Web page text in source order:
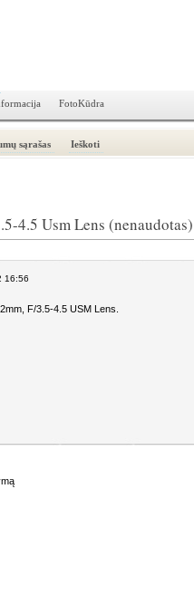
FotoKūdra
sąrašas Ieškoti
4.5 Usm Lens (nenaudotas)
16:56
F/3.5-4.5 USM Lens.